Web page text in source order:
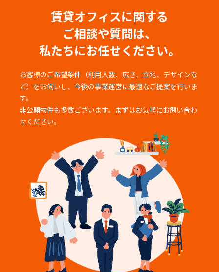
賃貸オフィスに関する
ご相談や質問は、
私たちにお任せください。
お客様のご希望条件（利用人数、広さ、立地、デザインな
ど）をお伺いし、 今後の事業運営に最適なご提案を行いま
す。
非公開物件も多数ございます。まずはお気軽にお問い合わ
せください。